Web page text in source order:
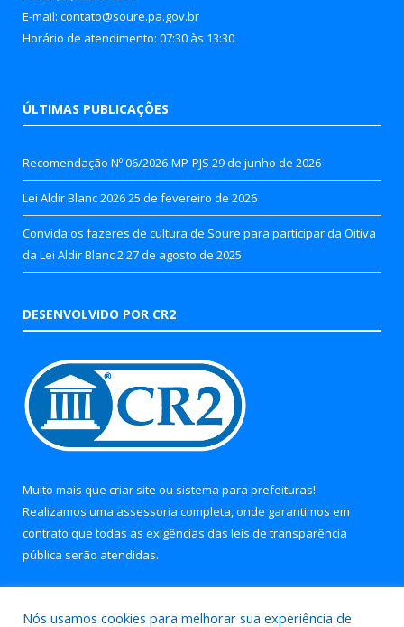
E-mail: contato@soure.pa.gov.br
Horário de atendimento: 07:30 às 13:30
ÚLTIMAS PUBLICAÇÕES
Recomendação Nº 06/2026-MP-PJS 29 de junho de 2026
Lei Aldir Blanc 202625 de fevereiro de 2026
Convida os fazeres de cultura de Soure para participar da Oitiva
da Lei Aldir Blanc 227 de agosto de 2025
DESENVOLVIDO POR CR2
Muito mais que criar site ou sistema para prefeituras!
Realizamos uma assessoria completa, onde garantimos em
contrato que todas as exigências das leis de transparência
pública serão atendidas.
Nós usamos cookies para melhorar sua experiência de